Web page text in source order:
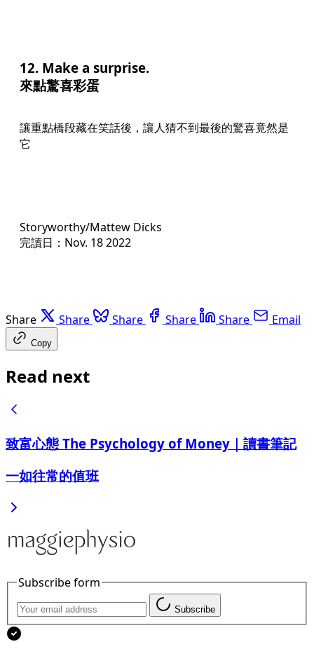
12. Make a surprise.
來點驚喜彩蛋
讓重點橋段藏在笑話後，讓人猜不到最後的驚喜竟然是
它
Storyworthy/Mattew Dicks
完讀日：Nov. 18 2022
Share Share Share Share Share Email
Copy
Read next
致富心態 The Psychology of Money｜讀書筆記
一如往常的值班
Subscribe form
Subscribe